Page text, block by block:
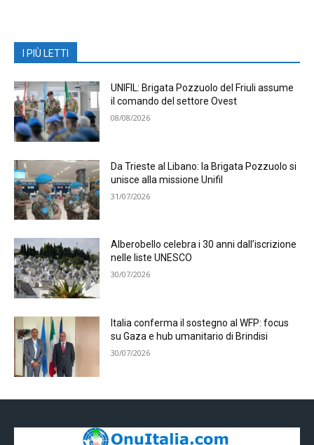
I PIÙ LETTI
UNIFIL: Brigata Pozzuolo del Friuli assume
il comando del settore Ovest
08/08/2026
Da Trieste al Libano: la Brigata Pozzuolo si
unisce alla missione Unifil
31/07/2026
Alberobello celebra i 30 anni dall’iscrizione
nelle liste UNESCO
30/07/2026
Italia conferma il sostegno al WFP: focus
su Gaza e hub umanitario di Brindisi
30/07/2026